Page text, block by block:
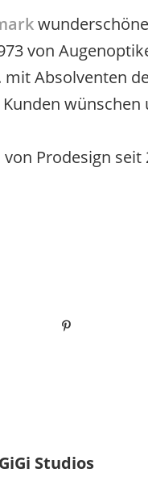
von
Absolventen
wünschen
Prodesign seit
GiGi Studios